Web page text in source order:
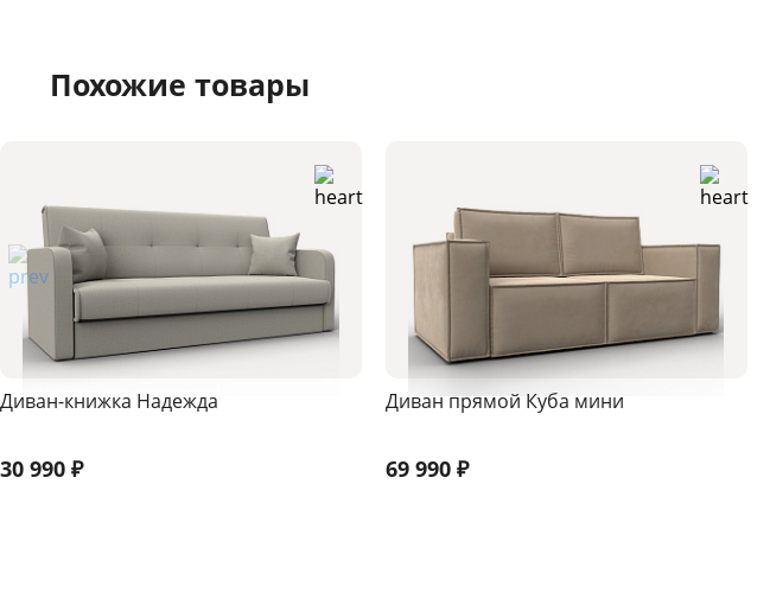
Похожие товары
Диван-книжка Надежда
30 990 ₽
Диван прямой Куба мини
69 990₽